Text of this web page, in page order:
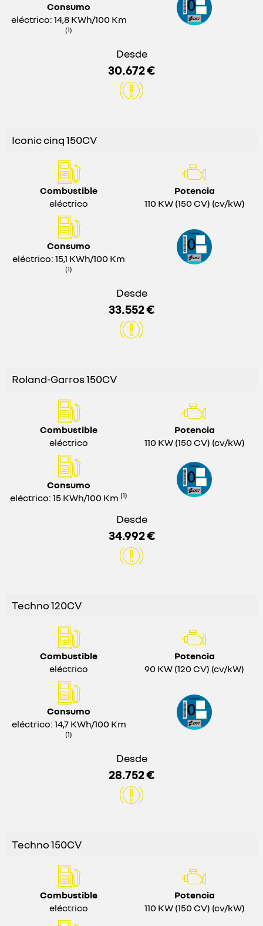
Consumo
eléctrico: 14,8 KWh/100 Km
(1)
Desde
30.672 €
Iconic cinq 150CV
Combustible
eléctrico
Potencia
110 KW (150 CV) (cv/kW)
Consumo
eléctrico: 15,1 KWh/100 Km
(1)
Desde
33.552 €
Roland-Garros 150CV
Combustible
eléctrico
Potencia
110 KW (150 CV) (cv/kW)
Consumo
eléctrico: 15 KWh/100 Km (1)
Desde
34.992 €
Techno 120CV
Combustible
eléctrico
Potencia
90 KW (120 CV) (cv/kW)
Consumo
eléctrico: 14,7 KWh/100 Km
(1)
Desde
28.752 €
Techno 150CV
Combustible
eléctrico
Potencia
110 KW (150 CV) (cv/kW)